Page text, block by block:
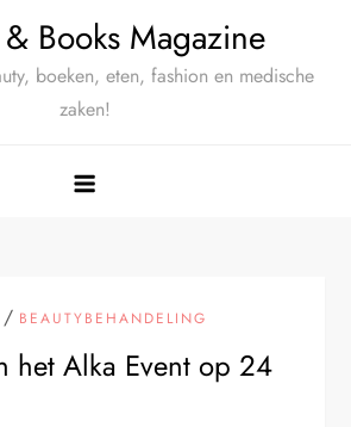
Books Magazine
boeken, eten, fashion en medische
zaken!
/ BEAUTYBEHANDELING
het Alka Event op 24